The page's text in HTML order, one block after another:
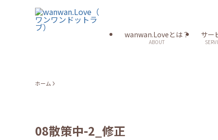
wanwan.Loveとは？
ABOUT
サー
ホーム
08散策中-2_修正